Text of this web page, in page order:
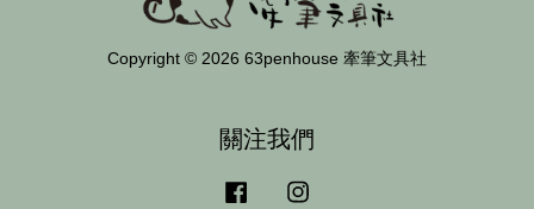
Copyright © 2026 63penhouse 牽筆文具社
關注我們
Facebook